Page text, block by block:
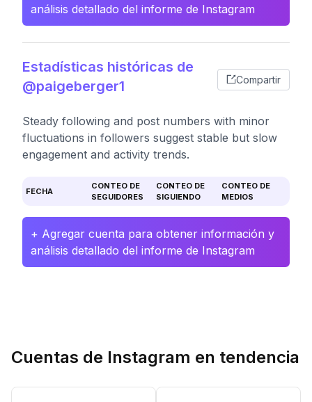
análisis detallado del informe de Instagram
Estadísticas históricas de
@paigeberger1
Compartir
Steady following and post numbers with minor
fluctuations in followers suggest stable but slow
engagement and activity trends.
FECHA
CONTEO DE
SEGUIDORES
CONTEO DE
SIGUIENDO
CONTEO DE
MEDIOS
+ Agregar cuenta para obtener información y
análisis detallado del informe de Instagram
Cuentas de Instagram en tendencia